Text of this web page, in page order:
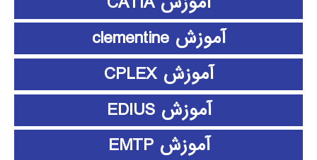
آموزش clementine
آموزش CPLEX
آموزش EDIUS
آموزش EMTP